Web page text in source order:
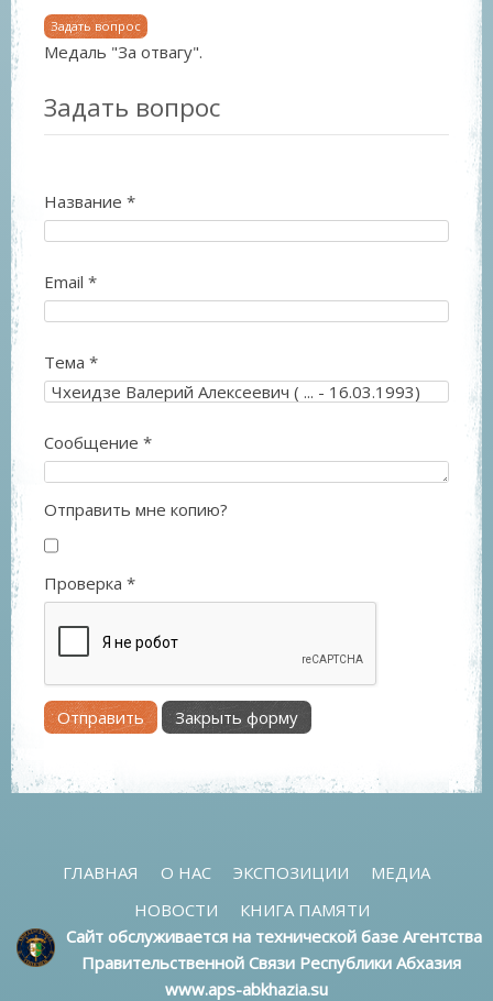
Задать вопрос
Медаль "За отвагу".
Задать вопрос
Название *
Email *
Тема *
Сообщение *
Отправить мне копию?
Проверка *
Отправить Закрыть форму
ГЛАВНАЯ О НАС ЭКСПОЗИЦИИ
МЕДИА
НОВОСТИ
КНИГА ПАМЯТИ
Сайт обслуживается на технической базе Агентства
Правительственной Связи Республики Абхазия
www.aps-abkhazia.su